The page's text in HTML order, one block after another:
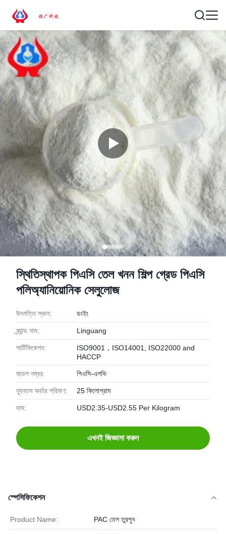
স্থিতিস্থাপক পিএসি তেল খনন শিল্প গ্রেড পিএসি
পলিঅ্যানিয়োনিক সেলুলোজ
উৎপত্তি স্থান: ডংইং
ব্র্যান্ড নাম: Linguang
সার্টিফিকেশন:
ISO9001，ISO14001, ISO22000 and
HACCP
মডেল নম্বর: পিএসি-এলভি
ন্যূনতম অর্ডার পরিমাণ: 25 কিলোগ্রাম
দাম: USD2.35-USD2.55 Per Kilogram
এখনই জিজ্ঞাসা করুন
স্পেসিফিকেশন
Product Name: PAC তেল তুরপুন